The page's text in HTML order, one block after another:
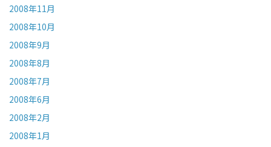
2008年11月
2008年10月
2008年9月
2008年8月
2008年7月
2008年6月
2008年2月
2008年1月